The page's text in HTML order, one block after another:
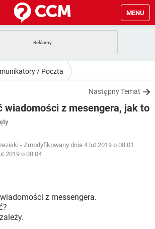
MENU
WHATSAPP
FACEBOOK
TIKTOK
TIKTOK
NETFLIX
NETFLIX
/ Poczta
Następny Temat
wiadomości z mesengera, jak to
- Zmodyfikowany dnia 4 lut 2019 o 08:01
2019 o 08:04
z messengera.